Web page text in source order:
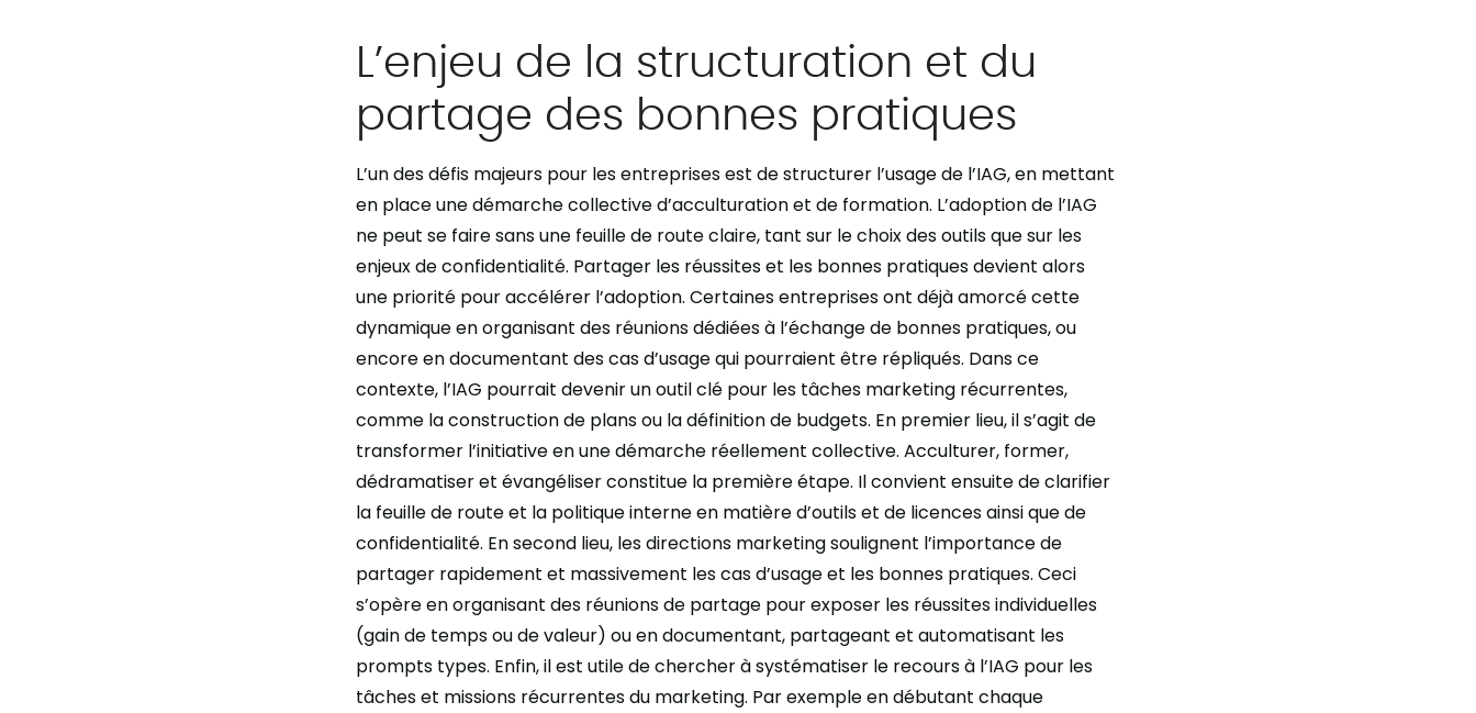
L’enjeu de la structuration et du
partage des bonnes pratiques
L’un des défis majeurs pour les entreprises est de structurer l’usage de l’IAG, en mettant
en place une démarche collective d’acculturation et de formation. L’adoption de l’IAG
ne peut se faire sans une feuille de route claire, tant sur le choix des outils que sur les
enjeux de confidentialité. Partager les réussites et les bonnes pratiques devient alors
une priorité pour accélérer l’adoption. Certaines entreprises ont déjà amorcé cette
dynamique en organisant des réunions dédiées à l’échange de bonnes pratiques, ou
encore en documentant des cas d’usage qui pourraient être répliqués. Dans ce
contexte, l’IAG pourrait devenir un outil clé pour les tâches marketing récurrentes,
comme la construction de plans ou la définition de budgets. En premier lieu, il s’agit de
transformer l’initiative en une démarche réellement collective. Acculturer, former,
dédramatiser et évangéliser constitue la première étape. Il convient ensuite de clarifier
la feuille de route et la politique interne en matière d’outils et de licences ainsi que de
confidentialité. En second lieu, les directions marketing soulignent l’importance de
partager rapidement et massivement les cas d’usage et les bonnes pratiques. Ceci
s’opère en organisant des réunions de partage pour exposer les réussites individuelles
(gain de temps ou de valeur) ou en documentant, partageant et automatisant les
prompts types. Enfin, il est utile de chercher à systématiser le recours à l’IAG pour les
tâches et missions récurrentes du marketing. Par exemple en débutant chaque